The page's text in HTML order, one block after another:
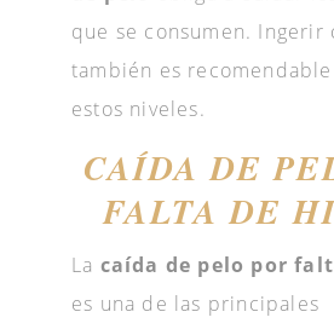
que se consumen. Ingerir
también es
estos niveles.
CAÍDA DE
FALTA DE
La caída de pelo por
es una de las principales